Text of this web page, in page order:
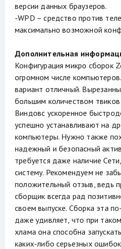
версии данных браузеров.
-WPD – средство против
максимально возможной
Дополнительная
Конфигурация микро сборок
огромном числе
вариант отличный.
большим количеством
Виндовс ускоренное
успешно устанавливают на
компьютеры. Нужно также
надежный и безопасный
требуется даже наличие
систему. Рекомендуем не
положительный отзыв, ведь
сборщик всегда рад
своем выпуске. Сборка эта
даже удивляет, что при
хлама она способна
каких-либо серьезных